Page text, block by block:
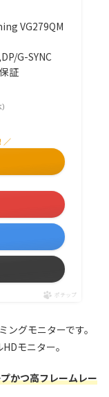
VG279QM
G-SYNC
証
／
ポチップ
ングモニターです。
モニター。
かつ高フレームレー